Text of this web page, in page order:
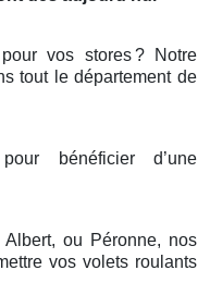
vos stores ? Notre
tout le département de
bénéficier d’une
ou Péronne, nos
vos volets roulants